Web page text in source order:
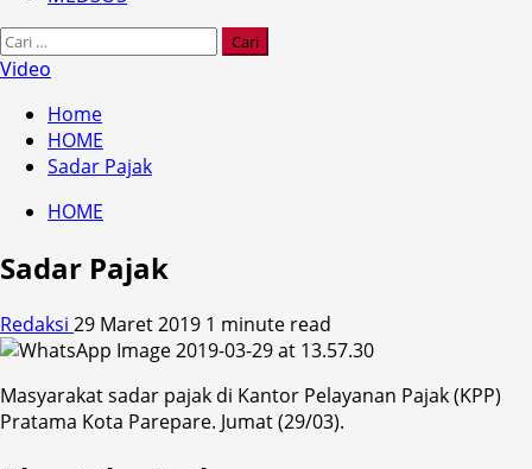
Cari
untuk:
Video
Home
HOME
Sadar Pajak
HOME
Sadar Pajak
Redaksi 29 Maret 2019 1 minute read
Masyarakat sadar pajak di Kantor Pelayanan Pajak (KPP)
Pratama Kota Parepare. Jumat (29/03).